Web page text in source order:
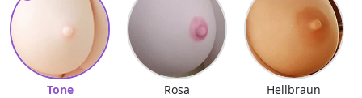
Tone Rosa Hellbraun